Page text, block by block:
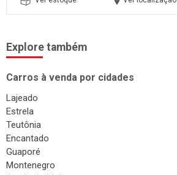
Explore também
Carros à venda por cidades
Lajeado
Estrela
Teutônia
Encantado
Guaporé
Montenegro